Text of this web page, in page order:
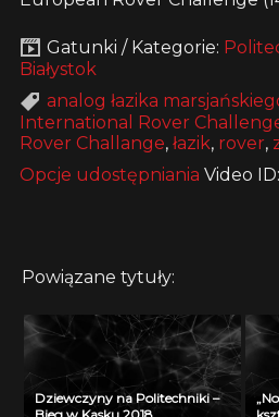
Gatunki / Kategorie:
Białystok
analog łazika
International Rover
Rover Challange, łazik, rover,
Opcje udostępniania Video
Powiązane tytuły:
Dziewczyny na Politechniki –